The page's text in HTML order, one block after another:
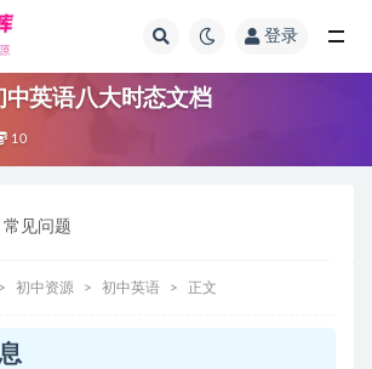
登录
英语八大时态文档
10
常见问题
初中资源 初中英语 正文